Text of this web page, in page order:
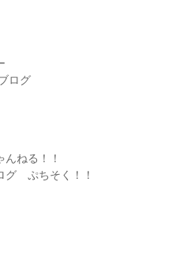
ログ
ねる！！
グ ぷちそく！！